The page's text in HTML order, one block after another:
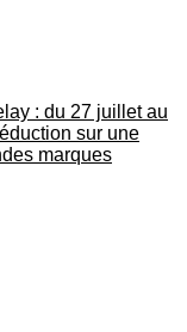
: du 27 juillet au
sur une
marques